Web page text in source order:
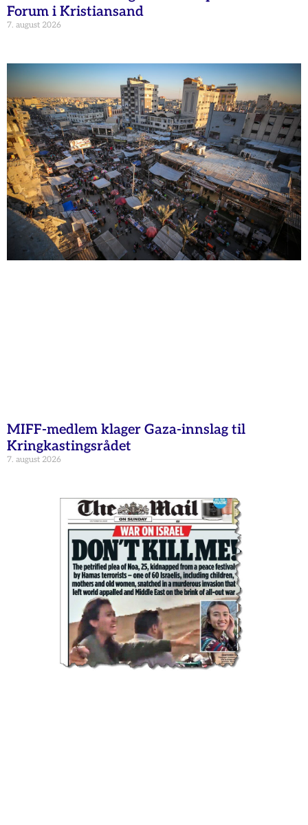
Forum i Kristiansand
7. august 2026
MIFF-medlem klager Gaza-innslag til
Kringkastingsrådet
7. august 2026